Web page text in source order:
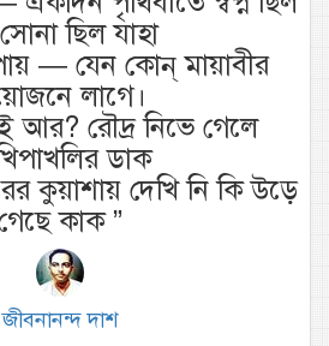
ছিল যাহা
পায় — যেন কোন্‌ মায়াবীর
লাগে।
আর? রৌদ্র নিভে গেলে
ডাক
কুয়াশায় দেখি নি কি উড়ে
কাক”
জীবনানন্দ দাশ